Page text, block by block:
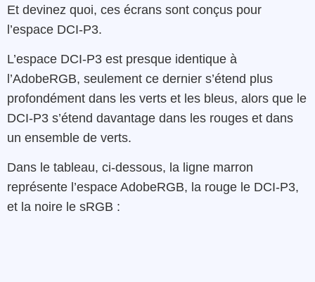
Et devinez quoi, ces écrans sont conçus pour
l’espace DCI-P3.
L’espace DCI-P3 est presque identique à
l’AdobeRGB, seulement ce dernier s’étend plus
profondément dans les verts et les bleus, alors que le
DCI-P3 s’étend davantage dans les rouges et dans
un ensemble de verts.
Dans le tableau, ci-dessous, la ligne marron
représente l’espace AdobeRGB, la rouge le DCI-P3,
et la noire le sRGB :